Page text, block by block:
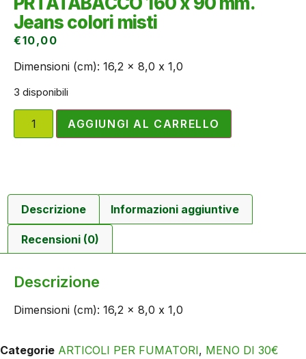
Jeans colori misti
€10,00
Dimensioni (cm): 16,2 x 8,0 x 1,0
3 disponibili
AGGIUNGI AL CARRELLO
Descrizione Informazioni aggiuntive
Recensioni (0)
Descrizione
Dimensioni (cm): 16,2 x 8,0 x 1,0
Categorie ARTICOLI PER FUMATORI, MENO DI 30€